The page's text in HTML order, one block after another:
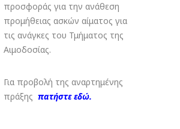
προσφοράς για την ανάθεση
προμήθειας ασκών αίματος για
τις ανάγκες του Τμήματος της
Αιμοδοσίας.
Για προβολή της αναρτημένης
πράξης πατήστε εδώ.